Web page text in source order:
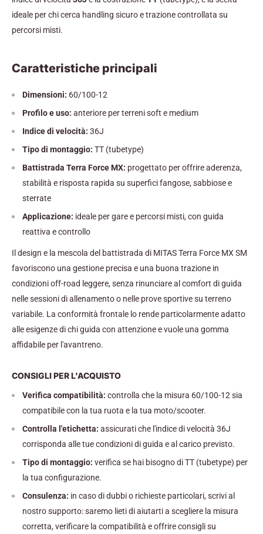
ideale per chi cerca handling sicuro e trazione controllata su
percorsi misti.
Caratteristiche principali
Dimensioni: 60/100-12
Profilo e uso: anteriore per terreni soft e medium
Indice di velocità: 36J
Tipo di montaggio: TT (tubetype)
Battistrada Terra Force MX: progettato per offrire aderenza,
stabilità e risposta rapida su superfici fangose, sabbiose e
sterrate
Applicazione: ideale per gare e percorsi misti, con guida
reattiva e controllo
Il design e la mescola del battistrada di MITAS Terra Force MX SM
favoriscono una gestione precisa e una buona trazione in
condizioni off-road leggere, senza rinunciare al comfort di guida
nelle sessioni di allenamento o nelle prove sportive su terreno
variabile. La conformità frontale lo rende particolarmente adatto
alle esigenze di chi guida con attenzione e vuole una gomma
affidabile per l'avantreno.
CONSIGLI PER L'ACQUISTO
Verifica compatibilità: controlla che la misura 60/100-12 sia
compatibile con la tua ruota e la tua moto/scooter.
Controlla l'etichetta: assicurati che l'indice di velocità 36J
corrisponda alle tue condizioni di guida e al carico previsto.
Tipo di montaggio: verifica se hai bisogno di TT (tubetype) per
la tua configurazione.
Consulenza: in caso di dubbi o richieste particolari, scrivi al
nostro supporto: saremo lieti di aiutarti a scegliere la misura
corretta, verificare la compatibilità e offrire consigli su